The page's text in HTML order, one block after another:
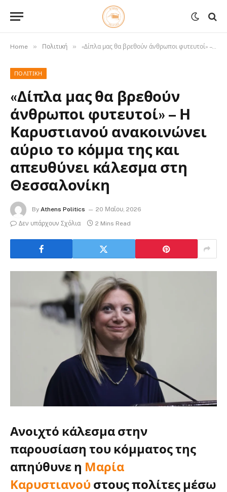
Home » Πολιτική » «Δίπλα μας θα βρεθούν άνθρωποι φυτευτοί» – Η Καρυστιανού ανακοινώνει αύριο το κόμμα της και απευθύνει κάλεσμα στη Θεσσαλονίκη
ΠΟΛΙΤΙΚΉ
«Δίπλα μας θα βρεθούν
άνθρωποι φυτευτοί» – Η
Καρυστιανού ανακοινώνει
αύριο το κόμμα της και
απευθύνει κάλεσμα στη
Θεσσαλονίκη
By Athens Politics
20 Μαΐου, 2026
Δεν υπάρχουν Σχόλια
2 Mins Read
Ανοιχτό κάλεσμα στην
παρουσίαση του κόμματος της
απηύθυνε η Μαρία
Καρυστιανού στους πολίτες μέσω